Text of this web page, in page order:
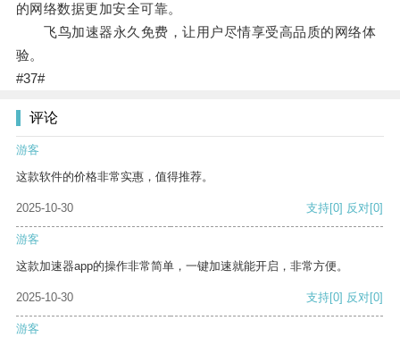
的网络数据更加安全可靠。
飞鸟加速器永久免费，让用户尽情享受高品质的网络体
验。
#37#
评论
游客
这款软件的价格非常实惠，值得推荐。
2025-10-30 支持[0] 反对[0]
游客
这款加速器app的操作非常简单，一键加速就能开启，非常方便。
2025-10-30 支持[0] 反对[0]
游客